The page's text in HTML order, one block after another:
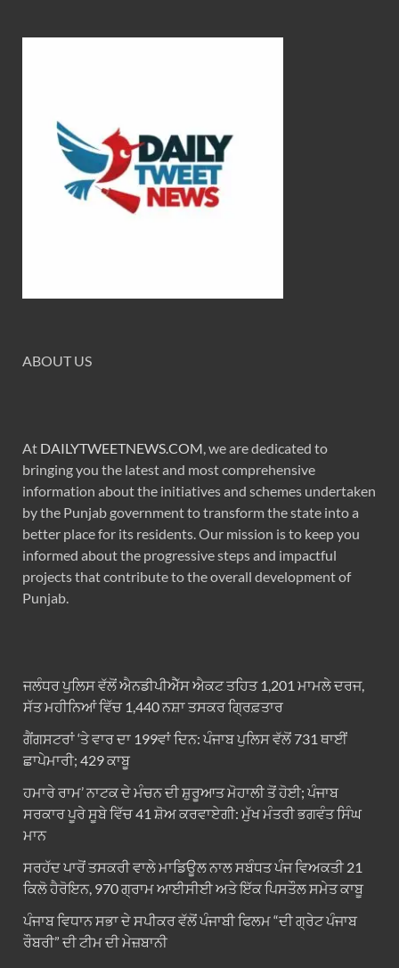
ABOUT US
At DAILYTWEETNEWS.COM, we are dedicated to
bringing you the latest and most comprehensive
information about the initiatives and schemes undertaken
by the Punjab government to transform the state into a
better place for its residents. Our mission is to keep you
informed about the progressive steps and impactful
projects that contribute to the overall development of
Punjab.
ਜਲੰਧਰ ਪੁਲਿਸ ਵੱਲੋਂ ਐਨਡੀਪੀਐੱਸ ਐਕਟ ਤਹਿਤ 1,201 ਮਾਮਲੇ ਦਰਜ,
ਸੱਤ ਮਹੀਨਿਆਂ ਵਿੱਚ 1,440 ਨਸ਼ਾ ਤਸਕਰ ਗ੍ਰਿਫ਼ਤਾਰ
ਗੈਂਗਸਟਰਾਂ ‘ਤੇ ਵਾਰ ਦਾ 199ਵਾਂ ਦਿਨ: ਪੰਜਾਬ ਪੁਲਿਸ ਵੱਲੋਂ 731 ਥਾਈਂ
ਛਾਪੇਮਾਰੀ; 429 ਕਾਬੂ
ਹਮਾਰੇ ਰਾਮ’ ਨਾਟਕ ਦੇ ਮੰਚਨ ਦੀ ਸ਼ੁਰੂਆਤ ਮੋਹਾਲੀ ਤੋਂ ਹੋਈ; ਪੰਜਾਬ
ਸਰਕਾਰ ਪੂਰੇ ਸੂਬੇ ਵਿੱਚ 41 ਸ਼ੋਅ ਕਰਵਾਏਗੀ: ਮੁੱਖ ਮੰਤਰੀ ਭਗਵੰਤ ਸਿੰਘ
ਮਾਨ
ਸਰਹੱਦ ਪਾਰੋਂ ਤਸਕਰੀ ਵਾਲੇ ਮਾਡਿਊਲ ਨਾਲ ਸਬੰਧਤ ਪੰਜ ਵਿਅਕਤੀ 21
ਕਿਲੋ ਹੈਰੋਇਨ, 970 ਗ੍ਰਾਮ ਆਈਸੀਈ ਅਤੇ ਇੱਕ ਪਿਸਤੌਲ ਸਮੇਤ ਕਾਬੂ
ਪੰਜਾਬ ਵਿਧਾਨ ਸਭਾ ਦੇ ਸਪੀਕਰ ਵੱਲੋਂ ਪੰਜਾਬੀ ਫਿਲਮ “ਦੀ ਗ੍ਰੇਟ ਪੰਜਾਬ
ਰੌਬਰੀ” ਦੀ ਟੀਮ ਦੀ ਮੇਜ਼ਬਾਨੀ